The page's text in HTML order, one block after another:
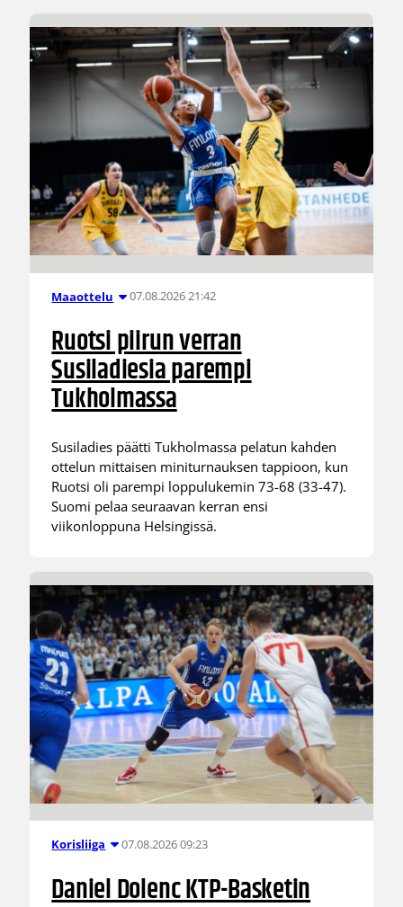
Maaottelu 07.08.2026 21:42
Ruotsi piirun verran
Susiladiesia parempi
Tukholmassa
Susiladies päätti Tukholmassa pelatun kahden
ottelun mittaisen miniturnauksen tappioon, kun
Ruotsi oli parempi loppulukemin 73-68 (33-47).
Suomi pelaa seuraavan kerran ensi
viikonloppuna Helsingissä.
Korisliiga 07.08.2026 09:23
Daniel Dolenc KTP-Basketin